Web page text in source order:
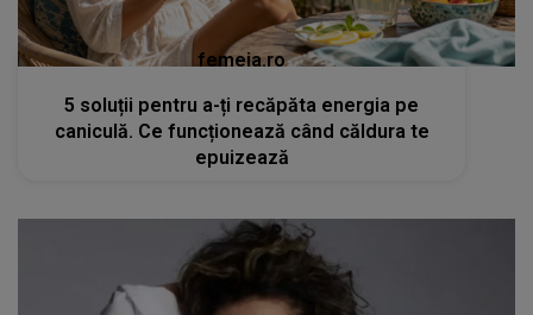
femeia.ro
5 soluții pentru a-ți recăpăta energia pe
caniculă. Ce funcționează când căldura te
epuizează